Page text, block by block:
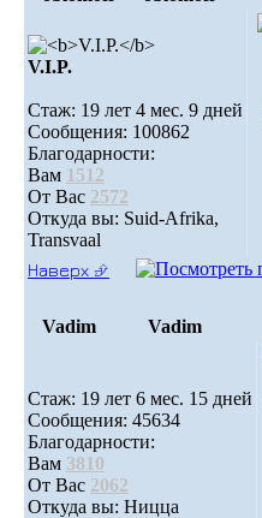
V.I.P.
Стаж: 19 лет 4 мес. 9 дней
Сообщения: 100862
Благодарности:
Вам 1512
От Вас 2572
Откуда вы: Suid-Afrika,
Transvaal
Наверх ⮵
Vadim Vadim
Стаж: 19 лет 6 мес. 15 дней
Сообщения: 45634
Благодарности:
Вам 3810
От Вас 2062
Откуда вы: Ницца